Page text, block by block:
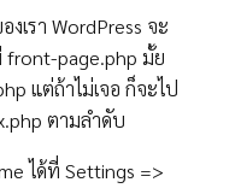
เรา WordPress จะ
front-page.php มั้ย
แต่ถ้าไม่เจอ ก็จะไป
ตามลำดับ
ได้ที่ Settings =>